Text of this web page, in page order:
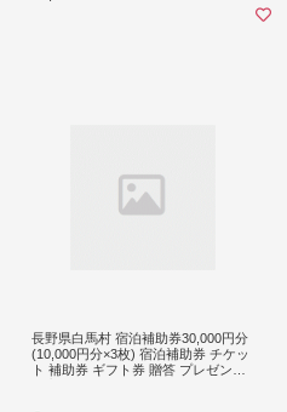
長野県白馬村 宿泊補助券30,000円分
(10,000円分×3枚) 宿泊補助券 チケッ
ト 補助券 ギフト券 贈答 プレゼント